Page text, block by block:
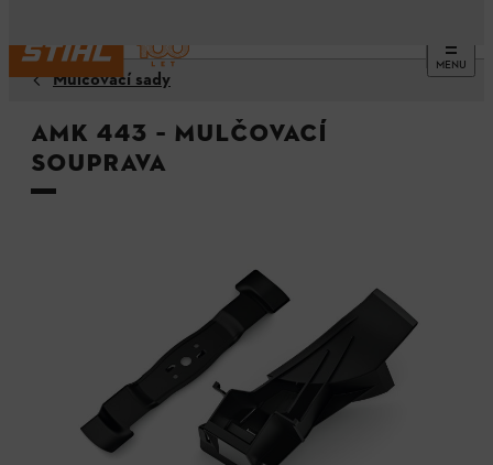
MENU
Mulčovací sady
AMK 443 – Mulčovací
souprava